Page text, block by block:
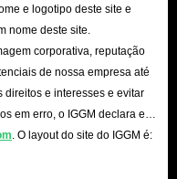
e logotipo deste site e
nome deste site.
corporativa, reputação
de nossa empresa até
direitos e interesses e evitar
em erro, o IGGM declara e
. O layout do site do IGGM é: